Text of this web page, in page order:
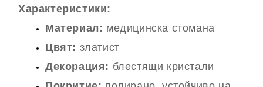
Характеристики:
Материал: медицинска стомана
Цвят: златист
Декорация: блестящи кристали